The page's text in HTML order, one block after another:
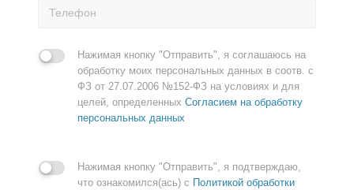
Нажимая кнопку "Отправить", я соглашаюсь на
обработку моих персональных данных в соотв. с
ФЗ от 27.07.2006 №152-ФЗ на условиях и для
целей, определенных Согласием на обработку
персональных данных
Нажимая кнопку "Отправить", я подтверждаю,
что ознакомился(ась) с Политикой обработки